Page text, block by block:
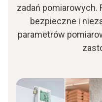
zadań pomiarowych.
bezpieczne i
parametrów